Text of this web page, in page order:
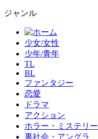
ジャンル
少女/女性
少年/青年
TL
BL
ファンタジー
恋愛
ドラマ
アクション
ホラー・ミステリー
裏社会・アングラ